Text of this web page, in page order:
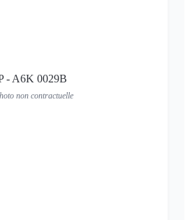
non contractuelle